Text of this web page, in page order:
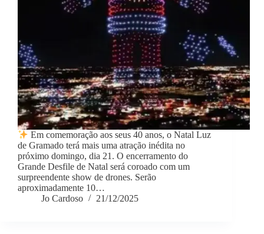
Em comemoração aos seus 40 anos, o Natal Luz
de Gramado terá mais uma atração inédita no
próximo domingo, dia 21. O encerramento do
Grande Desfile de Natal será coroado com um
surpreendente show de drones. Serão
aproximadamente 10…
Jo Cardoso
21/12/2025